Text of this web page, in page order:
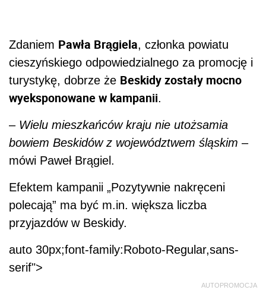
Zdaniem Pawła Brągiela, członka powiatu
cieszyńskiego odpowiedzialnego za promocję i
turystykę, dobrze że Beskidy zostały mocno
wyeksponowane w kampanii.
– Wielu mieszkańców kraju nie utożsamia
bowiem Beskidów z województwem śląskim –
mówi Paweł Brągiel.
Efektem kampanii „Pozytywnie nakręceni
polecają” ma być m.in. większa liczba
przyjazdów w Beskidy.
auto 30px;font-family:Roboto-Regular,sans-
serif">
AUTOPROMOCJA